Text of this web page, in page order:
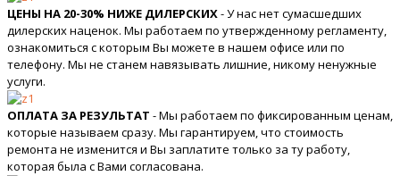
ЦЕНЫ НА 20-30% НИЖЕ ДИЛЕРСКИХ- У нас нет сумасшедших
дилерских наценок. Мы работаем по утвержденному регламенту,
ознакомиться с которым Вы можете в нашем офисе или по
телефону. Мы не станем навязывать лишние, никому ненужные
услуги.
ОПЛАТА ЗА РЕЗУЛЬТАТ - Мы работаем по фиксированным ценам,
которые называем сразу. Мы гарантируем, что стоимость
ремонта не изменится и Вы заплатите только за ту работу,
которая была с Вами согласована.